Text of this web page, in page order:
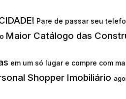
Pare de passar seu
Maior Catálogo das
em um só lugar e compre com
Shopper Imobiliário